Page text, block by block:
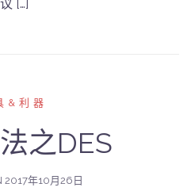
[…]
&利器
之DES
2017年10月26日